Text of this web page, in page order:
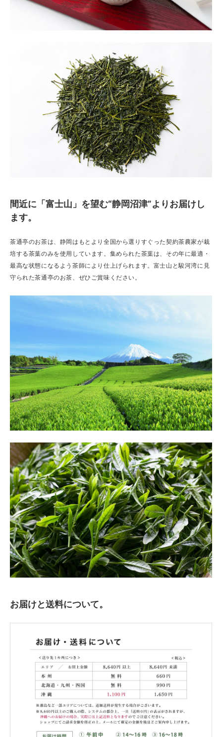
間近に「富士山」を望む“静岡沼津”よりお届けし
ます。
茶通亭のお茶は、静岡はもとより全国から選りすぐった契約茶農家が栽
培する茶葉のみを使用しています。集められた茶葉は、その年に最適・
最高な状態になるよう茶師により仕上げられます。富士山と駿河湾に見
守られた茶通亭のお茶、ぜひご賞味ください。
お届けと送料について。